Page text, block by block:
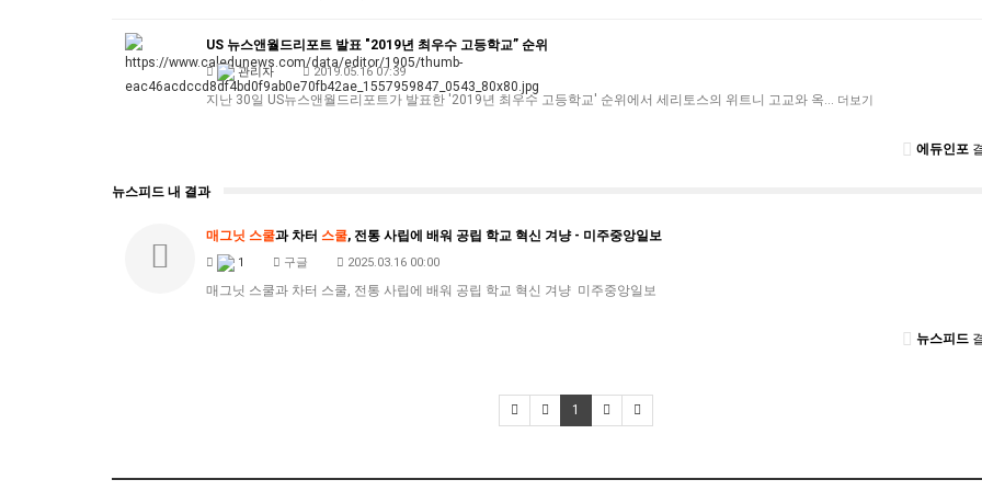
US 뉴스앤월드리포트 발표 "2019년 최우수 고등학교” 순위
관리자 2019.05.16 07:39
지난 30일 US뉴스앤월드리포트가 발표한 '2019년 최우수 고등학교' 순위에서 세리토스의 위트니 고교와 옥… 더보기
에듀인포
뉴스피드 내 결과
매그닛 스쿨과 차터 스쿨, 전통 사립에 배워 공립 학교 혁신 겨냥 - 미주중앙일보
1 구글 2025.03.16 00:00
매그닛 스쿨과 차터 스쿨, 전통 사립에 배워 공립 학교 혁신 겨냥 미주중앙일보
뉴스피드
1